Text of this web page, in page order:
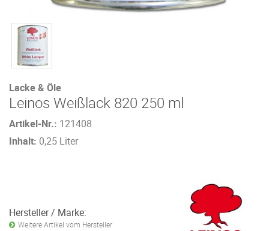
Lacke & Öle
Leinos Weißlack 820 250 ml
Artikel-Nr.: 121408
Inhalt: 0,25 Liter
Hersteller / Marke:
Weitere Artikel vom Hersteller